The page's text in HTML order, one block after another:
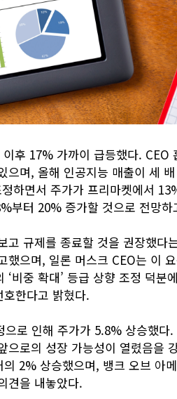
후 17% 가까이 급등했다. CEO
며, 올해 인공지능 매출이 세
하면서 주가가 프리마켓에서
부터 20% 증가할 것으로 전망하
규제를 종료할 것을 권장했다
으며, 일론 머스크 CEO는 이
비중 확대’ 등급 상향 조정 덕분
한다고 밝혔다.
로 인해 주가가 5.8% 상승했다.
로의 성장 가능성이 열렸음을
2% 상승했으며, 뱅크 오브 아
견을 내놓았다.